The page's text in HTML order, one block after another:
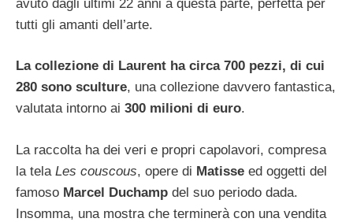
avuto dagli ultimi 22 anni a questa parte, perfetta per
tutti gli amanti dell’arte.
La collezione di Laurent ha circa 700 pezzi, di cui
280 sono sculture, una collezione davvero fantastica,
valutata intorno ai 300 milioni di euro.
La raccolta ha dei veri e propri capolavori, compresa
la tela Les couscous, opere di Matisse ed oggetti del
famoso Marcel Duchamp del suo periodo dada.
Insomma, una mostra che terminerà con una vendita